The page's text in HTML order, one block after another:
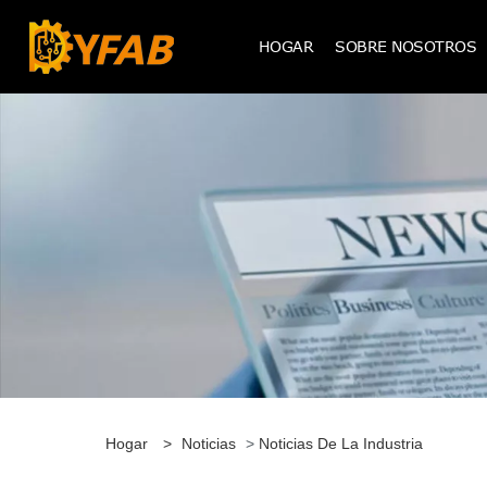
HOGAR SOBRE NOSOTROS
Hogar > Noticias > Noticias De La Industria